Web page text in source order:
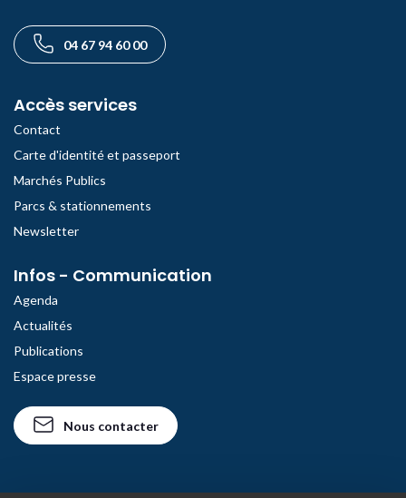
Téléphone
04 67 94 60 00
Accès services
Contact
Carte d'identité et passeport
Marchés Publics
Parcs & stationnements
Newsletter
Infos - Communication
Agenda
Actualités
Publications
Espace presse
Nous contacter